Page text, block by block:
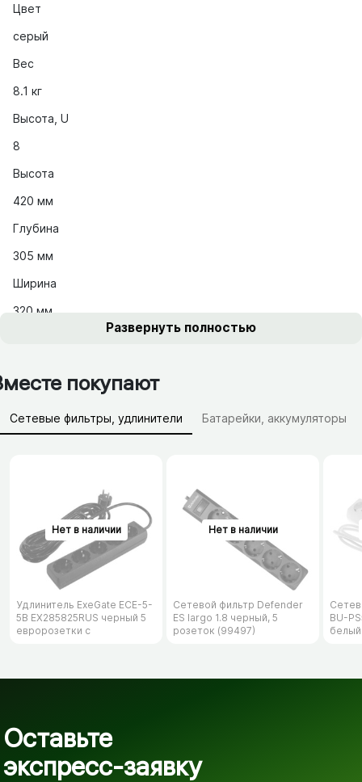
Цвет
серый
Вес
8.1 кг
Высота, U
8
Высота
420 мм
Глубина
305 мм
Ширина
320 мм
Развернуть полностью
покупают
Сетевые фильтры, удлинители Батарейки, аккумуляторы
Удлинитель ExeGate ECE-5-
5B EX285825RUS черный 5
евророзетки с
Сетевой фильтр Defender
ES largo 1.8 черный, 5
розеток (99497)
BU-
белый
Оставьте
экспресс-заявку